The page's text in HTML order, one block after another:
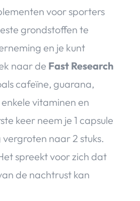
voor sporters
grondstoffen te
en je kunt
naar de Fast Research
cafeïne, guarana,
vitaminen en
keer neem je 1 capsule
naar 2 stuks.
spreekt voor zich dat
de nachtrust kan